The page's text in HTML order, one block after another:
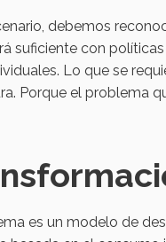
debemos
suficiente con
Lo que se
Porque el problema
es un modelo de